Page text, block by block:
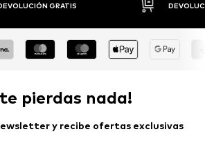
HASTA 30 DÍAS
te pierdas nada!
y recibe ofertas exclusivas